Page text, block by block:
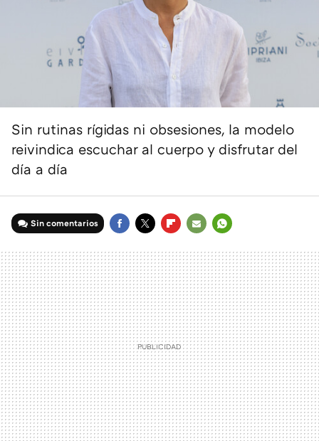
Sin rutinas rígidas ni obsesiones, la modelo
reivindica escuchar al cuerpo y disfrutar del
día a día
Sin comentarios
MAIL